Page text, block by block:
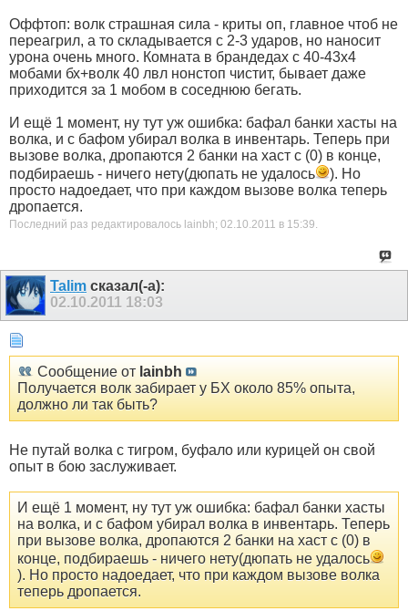
Оффтоп: волк страшная сила - криты оп, главное чтоб не
переагрил, а то складывается с 2-3 ударов, но наносит
урона очень много. Комната в брандедах с 40-43х4
мобами бх+волк 40 лвл нонстоп чистит, бывает даже
приходится за 1 мобом в соседнюю бегать.
И ещё 1 момент, ну тут уж ошибка: бафал банки хасты на
волка, и с бафом убирал волка в инвентарь. Теперь при
вызове волка, дропаются 2 банки на хаст с (0) в конце,
подбираешь - ничего нету(дюпать не удалось
). Но
просто надоедает, что при каждом вызове волка теперь
дропается.
Последний раз редактировалось lainbh; 02.10.2011 в 15:39.
Talim сказал(-а):
02.10.2011 18:03
Сообщение от lainbh
Получается волк забирает у БХ около 85% опыта,
должно ли так быть?
Не путай волка с тигром, буфало или курицей он свой
опыт в бою заслуживает.
И ещё 1 момент, ну тут уж ошибка: бафал банки хасты
на волка, и с бафом убирал волка в инвентарь. Теперь
при вызове волка, дропаются 2 банки на хаст с (0) в
конце, подбираешь - ничего нету(дюпать не удалось
). Но просто надоедает, что при каждом вызове волка
теперь дропается.